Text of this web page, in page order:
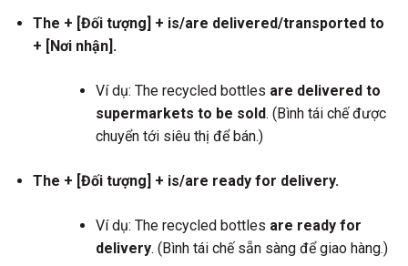
The + [Đối tượng] + is/are delivered/transported to
+ [Nơi nhận].
Ví dụ: The recycled bottles are delivered to
supermarkets to be sold. (Bình tái chế được
chuyển tới siêu thị để bán.)
The + [Đối tượng] + is/are ready for delivery.
Ví dụ: The recycled bottles are ready for
delivery. (Bình tái chế sẵn sàng để giao hàng.)